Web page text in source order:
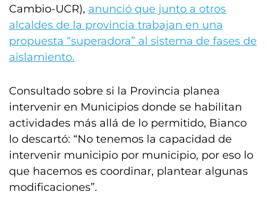
Cambio-UCR), anunció que junto a otros
alcaldes de la provincia trabajan en una
propuesta “superadora” al sistema de fases de
aislamiento.
Consultado sobre si la Provincia planea
intervenir en Municipios donde se habilitan
actividades más allá de lo permitido, Bianco
lo descartó: “No tenemos la capacidad de
intervenir municipio por municipio, por eso lo
que hacemos es coordinar, plantear algunas
modificaciones”.